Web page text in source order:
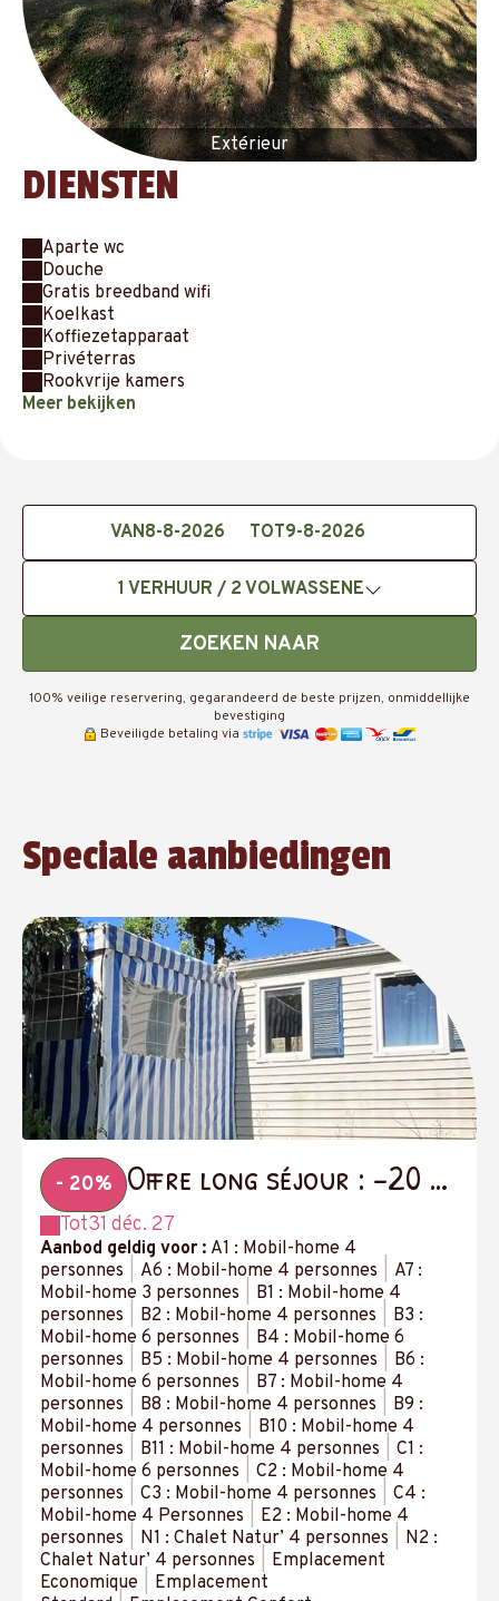
Extérieur
DIENSTEN
Aparte wc
Douche
Gratis breedband wifi
Koelkast
Koffiezetapparaat
Privéterras
Rookvrije kamers
Meer bekijken
VAN TOT
1 VERHUUR / 2 VOLWASSENE
ZOEKEN NAAR
100% veilige reservering, gegarandeerd de beste prijzen, onmiddellijke
bevestiging
Beveiligde betaling via
Speciale aanbiedingen
- 20%
Offre long séjour : -20 %
à partir de 14 nuits
Tot31 déc. 27
Aanbod geldig voor : A1 : Mobil-home 4
personnes
A6 : Mobil-home 4 personnes
A7 :
Mobil-home 3 personnes
B1 : Mobil-home 4
personnes
B2 : Mobil-home 4 personnes
B3 :
Mobil-home 6 personnes
B4 : Mobil-home 6
personnes
B5 : Mobil-home 4 personnes
B6 :
Mobil-home 6 personnes
B7 : Mobil-home 4
personnes
B8 : Mobil-home 4 personnes
B9 :
Mobil-home 4 personnes
B10 : Mobil-home 4
personnes
B11 : Mobil-home 4 personnes
C1 :
Mobil-home 6 personnes
C2 : Mobil-home 4
personnes
C3 : Mobil-home 4 personnes
C4 :
Mobil-home 4 Personnes
E2 : Mobil-home 4
personnes
N1 : Chalet Natur’ 4 personnes
N2 :
Chalet Natur’ 4 personnes
Emplacement
Economique
Emplacement